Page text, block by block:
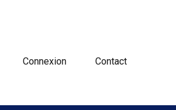
Connexion Contact